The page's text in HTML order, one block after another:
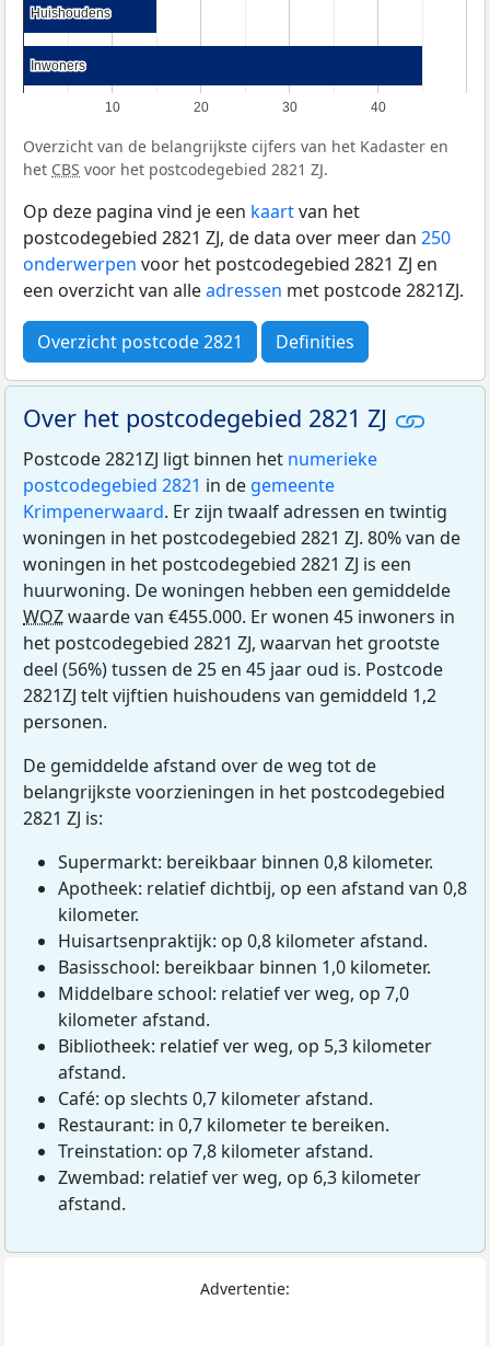
10 20 30 40
Huishoudens
Huishoudens
Inwoners
Inwoners
Overzicht van de belangrijkste cijfers van het Kadaster en
het CBS voor het postcodegebied 2821 ZJ.
Op deze pagina vind je een kaartvan het
postcodegebied 2821 ZJ, de data over meer dan 250
onderwerpen voor het postcodegebied 2821 ZJ en
een overzicht van alleadressen met postcode 2821ZJ.
Overzicht postcode 2821 Definities
Over het postcodegebied 2821 ZJ
Postcode 2821ZJ ligt binnen het numerieke
postcodegebied 2821 in de gemeente
Krimpenerwaard. Er zijn twaalf adressen en twintig
woningen in het postcodegebied 2821 ZJ. 80% van de
woningen in het postcodegebied 2821 ZJ is een
huurwoning. De woningen hebben een gemiddelde
WOZwaarde van €455.000. Er wonen 45 inwoners in
het postcodegebied 2821 ZJ, waarvan het grootste
deel (56%) tussen de 25 en 45 jaar oud is. Postcode
2821ZJ telt vijftien huishoudens van gemiddeld 1,2
personen.
De gemiddelde afstand over de weg tot de
belangrijkste voorzieningen in het postcodegebied
2821 ZJ is:
Supermarkt: bereikbaar binnen 0,8 kilometer.
Apotheek: relatief dichtbij, op een afstand van 0,8
kilometer.
Huisartsenpraktijk: op 0,8 kilometer afstand.
Basisschool: bereikbaar binnen 1,0 kilometer.
Middelbare school: relatief ver weg, op 7,0
kilometer afstand.
Bibliotheek: relatief ver weg, op 5,3 kilometer
afstand.
Café: op slechts 0,7 kilometer afstand.
Restaurant: in 0,7 kilometer te bereiken.
Treinstation: op 7,8 kilometer afstand.
Zwembad: relatief ver weg, op 6,3 kilometer
afstand.
Advertentie: